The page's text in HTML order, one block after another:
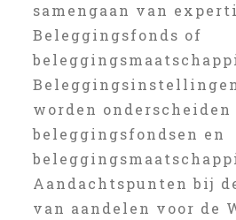
samengaan van
Beleggingsfonds of
worden onderscheiden
beleggingsfondsen en
Aandachtspunten bij
van aandelen voor de